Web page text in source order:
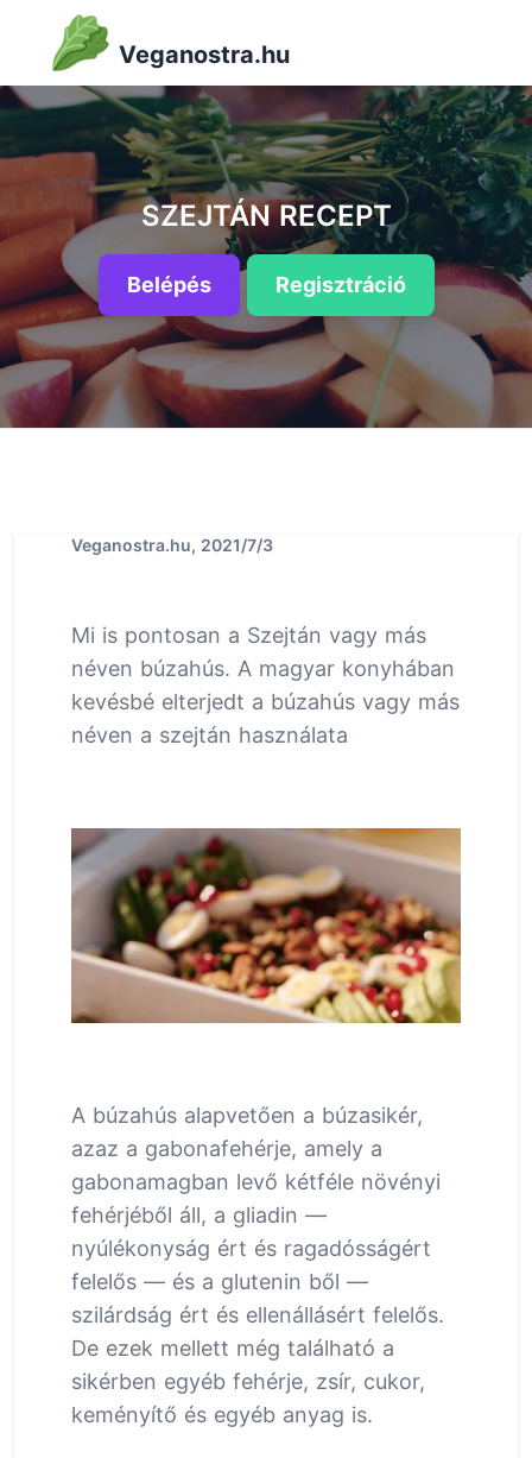
Veganostra.hu
SZEJTÁN RECEPT
Belépés Regisztráció
Veganostra.hu, 2021/7/3
Mi is pontosan a Szejtán vagy más
néven búzahús. A magyar konyhában
kevésbé elterjedt a búzahús vagy más
néven a szejtán használata
A búzahús alapvetően a búzasikér,
azaz a gabonafehérje, amely a
gabonamagban levő kétféle növényi
fehérjéből áll, a gliadin —
nyúlékonyság ért és ragadósságért
felelős — és a glutenin ből —
szilárdság ért és ellenállásért felelős.
De ezek mellett még található a
sikérben egyéb fehérje, zsír, cukor,
keményítő és egyéb anyag is.